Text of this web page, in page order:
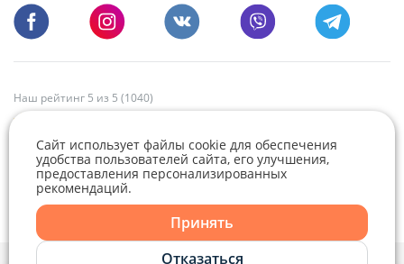
Telegram
Пишите и звоните нам в будние дни с 8:00 до 20:00.
Наш рейтинг 5 из 5 (1040)
Сайт использует файлы cookie для обеспечения
удобства пользователей сайта, его улучшения,
предоставления персонализированных
рекомендаций.
Принять
Отказаться